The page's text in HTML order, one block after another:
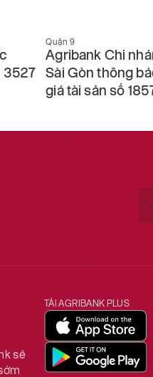
3527
Quận 9
Agribank Chi
Sài Gòn thông
giá tài sản số
sẽ
TẢI AGRIBANK PLUS